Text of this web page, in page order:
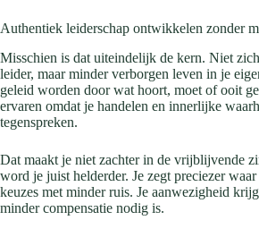
Authentiek leiderschap ontwikkelen zonder
Misschien is dat uiteindelijk de kern. Niet
leider, maar minder verborgen leven in je
geleid worden door wat hoort, moet of ooit
ervaren omdat je handelen en innerlijke
tegenspreken.
Dat maakt je niet zachter in de vrijblijvende
word je juist helderder. Je zegt preciezer
keuzes met minder ruis. Je aanwezigheid
minder compensatie nodig is.